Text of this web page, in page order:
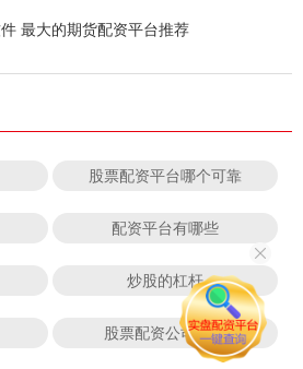
最大的期货配资平台推荐
股票配资平台哪个可靠
配资平台有哪些
炒股的杠杆
股票配资公司官方